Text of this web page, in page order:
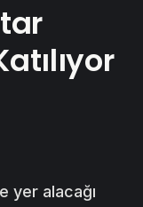
yer alacağı